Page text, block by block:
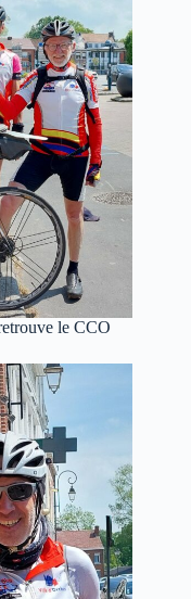
le CCO